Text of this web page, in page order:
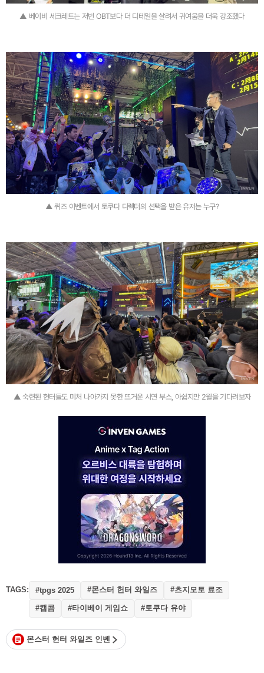
▲ 베이비 세크레트는 저번 OBT보다 더 디테일을 살려서 귀여움을 더욱 강조했다
▲ 퀴즈 이벤트에서 토쿠다 디렉터의 선택을 받은 유저는 누구?
▲ 숙련된 헌터들도 미처 나아가지 못한 뜨거운 시연 부스, 아쉽지만 2월을 기다려보자
TAGS: #tpgs 2025 #몬스터 헌터 와일즈 #츠지모토 료조
#캡콤 #타이베이 게임쇼 #토쿠다 유야
몬스터 헌터 와일즈 인벤